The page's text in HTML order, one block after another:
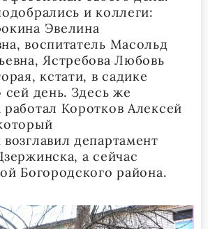
и коллеги:
Эвелина
воспитатель Масольд
Ястребова Любовь
кстати, в садике
сей день. Здесь же
работал Коротков Алексей
департамент
а сейчас
Богородского района.